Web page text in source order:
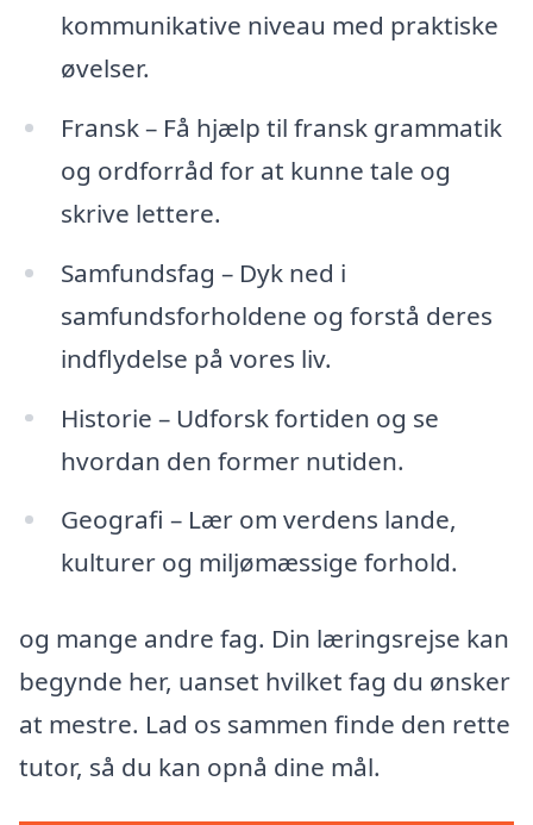
kommunikative niveau med praktiske
øvelser.
Fransk – Få hjælp til fransk grammatik
og ordforråd for at kunne tale og
skrive lettere.
Samfundsfag – Dyk ned i
samfundsforholdene og forstå deres
indflydelse på vores liv.
Historie – Udforsk fortiden og se
hvordan den former nutiden.
Geografi – Lær om verdens lande,
kulturer og miljømæssige forhold.
og mange andre fag. Din læringsrejse kan
begynde her, uanset hvilket fag du ønsker
at mestre. Lad os sammen finde den rette
tutor, så du kan opnå dine mål.